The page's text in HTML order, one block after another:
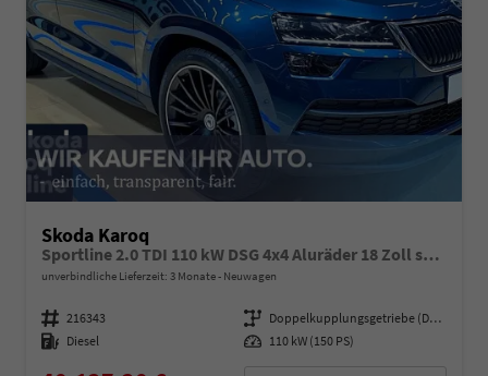
Skoda Karoq
Sportline 2.0 TDI 110 kW DSG 4x4 Aluräder 18 Zoll schwarz, Sonderfarbe Stahlgrau,Phone Box, Klimaauromatik,LED MATRIX, dynamische Blinkleuchten,Drive Mode Seledct, Kessy Full, Navigation, Sun Set,Rückkamera, PDC,LED , 4J. Grantie, Virt. Cockpit
unverbindliche Lieferzeit: 3 Monate Neuwagen
Fahrzeugnummer 216343 Getriebe
Doppelkupplungsgetriebe (DSG)
Kraftstoff Diesel Leistung 110 kW (150 PS)